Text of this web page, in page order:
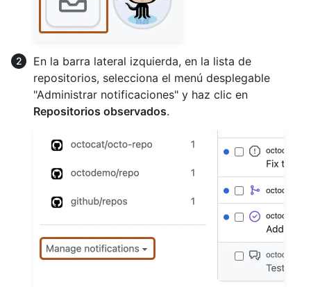
En la barra lateral izquierda, en la lista de
repositorios, selecciona el menú desplegable
"Administrar notificaciones" y haz clic en
Repositorios observados.